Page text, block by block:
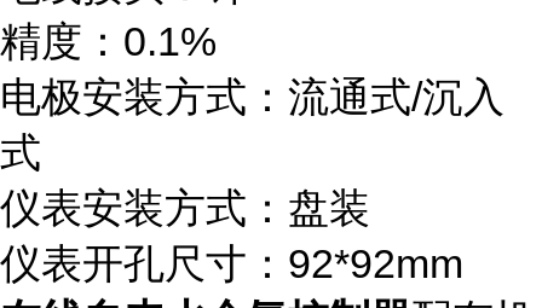
精度：0.1%
电极安装方式：流通式/沉入
式
仪表安装方式：盘装
仪表开孔尺寸：92*92mm